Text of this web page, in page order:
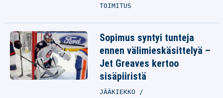
TOIMITUS
Sopimus syntyi tunteja
ennen välimieskäsittelyä –
Jet Greaves kertoo
sisäpiiristä
JÄÄKIEKKO